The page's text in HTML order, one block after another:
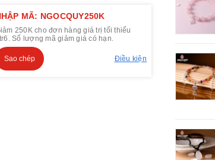
MÃ: NGOCQUY250K
250K cho đơn hàng giá trị tối thiểu
Số lượng mã giảm giá có hạn.
Sao chép Điều kiện